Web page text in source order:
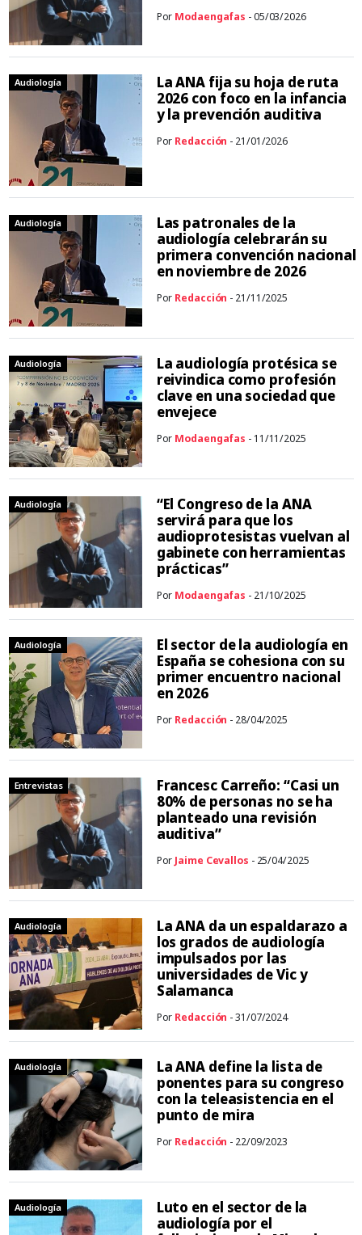
Por Modaengafas - 05/03/2026
Audiología
La ANA fija su hoja de ruta
2026 con foco en la infancia
y la prevención auditiva
Por Redacción - 21/01/2026
Audiología
Las patronales de la
audiología celebrarán su
primera convención nacional
en noviembre de 2026
Por Redacción - 21/11/2025
Audiología
La audiología protésica se
reivindica como profesión
clave en una sociedad que
envejece
Por Modaengafas - 11/11/2025
Audiología
“El Congreso de la ANA
servirá para que los
audioprotesistas vuelvan al
gabinete con herramientas
prácticas”
Por Modaengafas - 21/10/2025
Audiología
El sector de la audiología en
España se cohesiona con su
primer encuentro nacional
en 2026
Por Redacción - 28/04/2025
Entrevistas
Francesc Carreño: “Casi un
80% de personas no se ha
planteado una revisión
auditiva”
Por Jaime Cevallos - 25/04/2025
Audiología
La ANA da un espaldarazo a
los grados de audiología
impulsados por las
universidades de Vic y
Salamanca
Por Redacción - 31/07/2024
Audiología
La ANA define la lista de
ponentes para su congreso
con la teleasistencia en el
punto de mira
Por Redacción - 22/09/2023
Audiología
Luto en el sector de la
audiología por el